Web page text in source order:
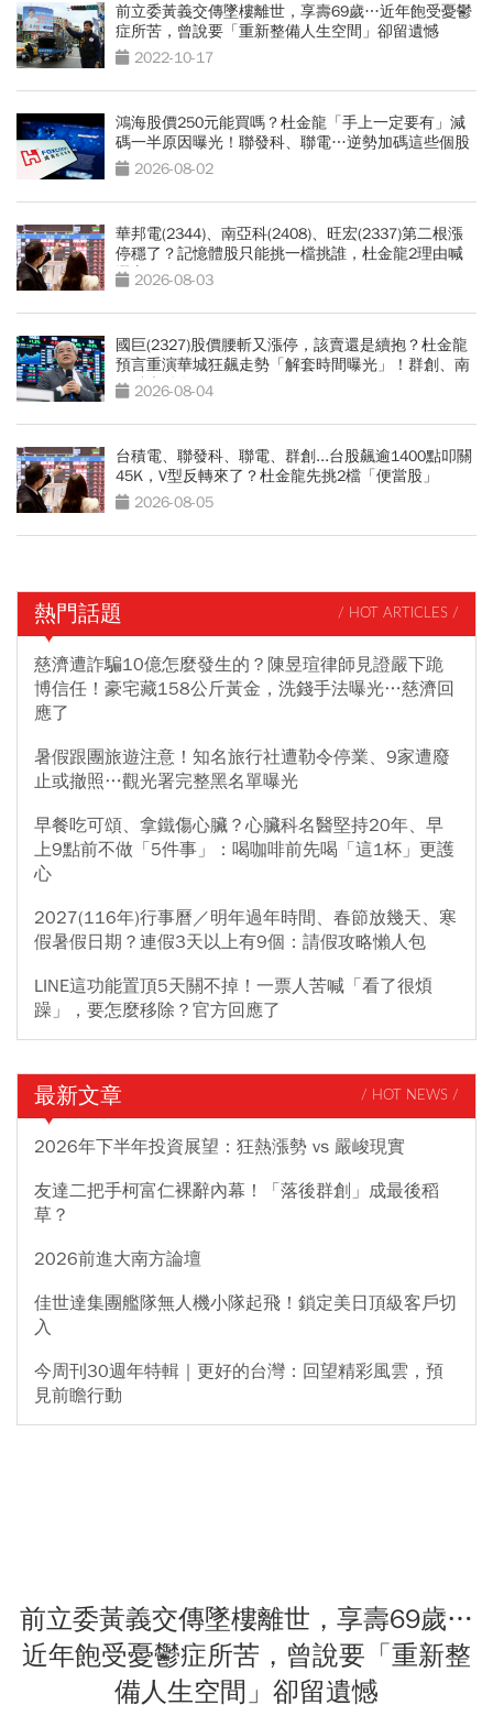
前立委黃義交傳墜樓離世，享壽69歲…近年飽受憂鬱
症所苦，曾說要「重新整備人生空間」卻留遺憾
2022-10-17
鴻海股價250元能買嗎？杜金龍「手上一定要有」減
碼一半原因曝光！聯發科、聯電…逆勢加碼這些個股
2026-08-02
華邦電(2344)、南亞科(2408)、旺宏(2337)第二根漲
停穩了？記憶體股只能挑一檔挑誰，杜金龍2理由喊
選它2026-08-03
國巨(2327)股價腰斬又漲停，該賣還是續抱？杜金龍
預言重演華城狂飆走勢「解套時間曝光」！群創、南
亞科也點名
2026-08-04
台積電、聯發科、聯電、群創...台股飆逾1400點叩關
45K，V型反轉來了？杜金龍先挑2檔「便當股」
2026-08-05
熱門話題 / HOT ARTICLES /
慈濟遭詐騙10億怎麼發生的？陳昱瑄律師見證嚴下跪
博信任！豪宅藏158公斤黃金，洗錢手法曝光…慈濟回
應了
暑假跟團旅遊注意！知名旅行社遭勒令停業、9家遭廢
止或撤照…觀光署完整黑名單曝光
早餐吃可頌、拿鐵傷心臟？心臟科名醫堅持20年、早
上9點前不做「5件事」：喝咖啡前先喝「這1杯」更護
心
2027(116年)行事曆／明年過年時間、春節放幾天、寒
假暑假日期？連假3天以上有9個：請假攻略懶人包
LINE這功能置頂5天關不掉！一票人苦喊「看了很煩
躁」，要怎麼移除？官方回應了
最新文章 / HOT NEWS /
2026年下半年投資展望：狂熱漲勢 vs 嚴峻現實
友達二把手柯富仁裸辭內幕！「落後群創」成最後稻
草？
2026前進大南方論壇
佳世達集團艦隊無人機小隊起飛！鎖定美日頂級客戶切
入
今周刊30週年特輯｜更好的台灣：回望精彩風雲，預
見前瞻行動
前立委黃義交傳墜樓離世，享壽69歲…
近年飽受憂鬱症所苦，曾說要「重新整
備人生空間」卻留遺憾